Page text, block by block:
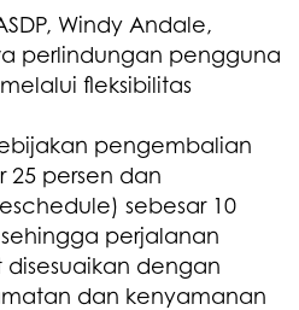
Windy Andale,
perlindungan pengguna
fleksibilitas
pengembalian
25 persen dan
sebesar 10
perjalanan
dengan
dan kenyamanan